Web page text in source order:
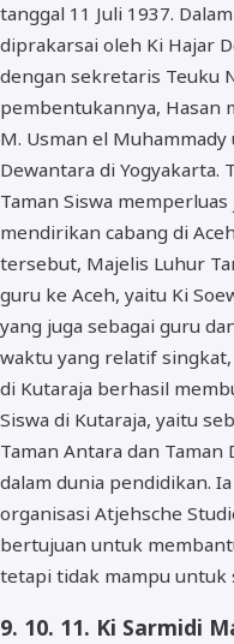
tanggal 11 Juli 1937.
diprakarsai oleh Ki Hajar
dengan sekretaris Teuku
pembentukannya, Hasan
M. Usman el
Dewantara di Yogyakarta.
Taman Siswa
mendirikan cabang di
tersebut, Majelis Luhur
guru ke Aceh, yaitu Ki
yang juga sebagai guru
waktu yang relatif singkat,
di Kutaraja berhasil
Siswa di Kutaraja, yaitu
Taman Antara dan Taman
dalam dunia pendidikan.
organisasi Atjehsche
bertujuan untuk
tetapi tidak mampu untuk
9. 10. 11. Ki Sarmidi